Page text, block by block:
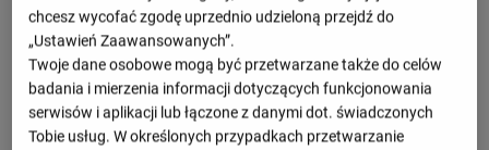
Asysty
2026/2027
chcesz wycofać zgodę uprzednio udzieloną przejdź do
„Ustawień Zaawansowanych”.
Twoje dane osobowe mogą być przetwarzane także do celów
badania i mierzenia informacji dotyczących funkcjonowania
serwisów i aplikacji lub łączone z danymi dot. świadczonych
Tobie usług. W określonych przypadkach przetwarzanie